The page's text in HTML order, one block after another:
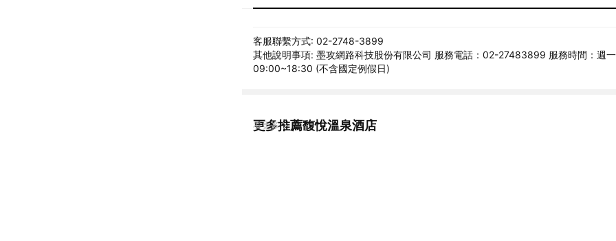
客服聯繫方式: 02-2748-3899
其他說明事項: 墨攻網路科技股份有限公司 服務電話：02-27483899 服務時間：週
09:00~18:30 (不含國定例假日)
更多推薦馥悅溫泉酒店
看更多